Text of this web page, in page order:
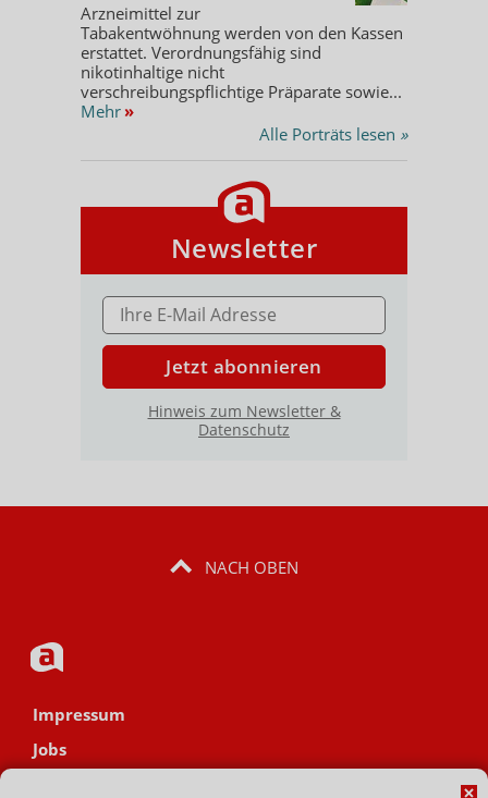
Arzneimittel zur
Tabakentwöhnung werden von den Kassen
erstattet. Verordnungsfähig sind
nikotinhaltige nicht
verschreibungspflichtige Präparate sowie...
Mehr »
Alle Porträts lesen »
Newsletter
E-MAIL ADRESSE
Jetzt abonnieren
Hinweis zum Newsletter &
Datenschutz
NACH OBEN
Impressum
Jobs